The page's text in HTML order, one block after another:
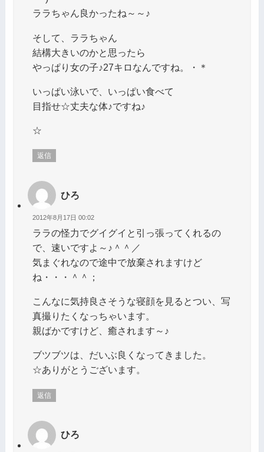
ララちゃん良かったね～～♪
そして、ララちゃん
結構大きいのかと思ったら
やっぱり女の子♪27キロなんですね。・＊
いっぱい泳いで、いっぱい食べて
目指せ☆丈夫な体♪ですね♪
☆
返信
ひろ
2012年8月17日 00:02
ララの怪力でグイグイと引っ張ってくれるの
で、速いですよ～♪＾＾／
気まぐれなので途中で放棄されますけど
ね・・・＾＾；
こんなに気持良さそうな寝顔を見るとつい、写
真撮りたくなっちゃいます。
親ばかですけど、癒されます～♪
ブツブツは、だいぶ良くなってきました。
☆ありがとうございます。
返信
ひろ